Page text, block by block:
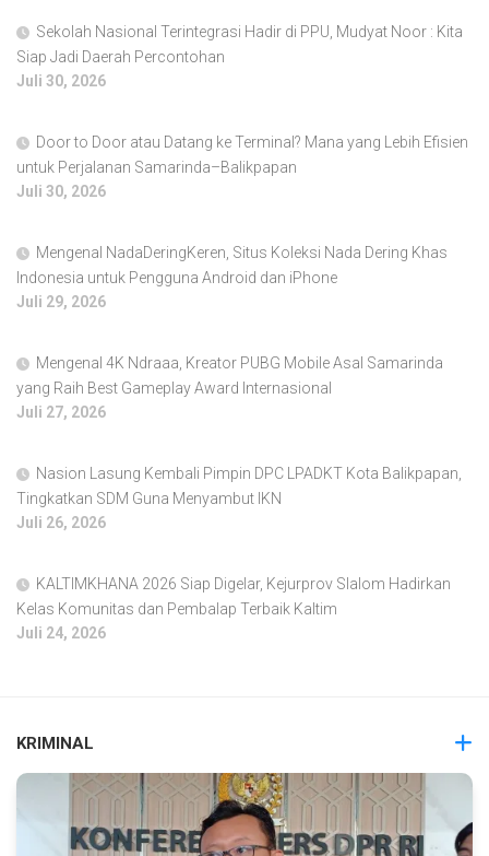
Sekolah Nasional Terintegrasi Hadir di PPU, Mudyat Noor : Kita
Siap Jadi Daerah Percontohan
Juli 30, 2026
Door to Door atau Datang ke Terminal? Mana yang Lebih Efisien
untuk Perjalanan Samarinda–Balikpapan
Juli 30, 2026
Mengenal NadaDeringKeren, Situs Koleksi Nada Dering Khas
Indonesia untuk Pengguna Android dan iPhone
Juli 29, 2026
Mengenal 4K Ndraaa, Kreator PUBG Mobile Asal Samarinda
yang Raih Best Gameplay Award Internasional
Juli 27, 2026
Nasion Lasung Kembali Pimpin DPC LPADKT Kota Balikpapan,
Tingkatkan SDM Guna Menyambut IKN
Juli 26, 2026
KALTIMKHANA 2026 Siap Digelar, Kejurprov Slalom Hadirkan
Kelas Komunitas dan Pembalap Terbaik Kaltim
Juli 24, 2026
KRIMINAL